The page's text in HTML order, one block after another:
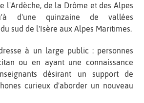
l'Ardèche, de la Drôme et des Alpes
d'une quinzaine de vallées
sud de l'Isère aux Alpes Maritimes.
à un large public : personnes
ou en ayant une connaissance
désirant un support de
curieux d'aborder un nouveau